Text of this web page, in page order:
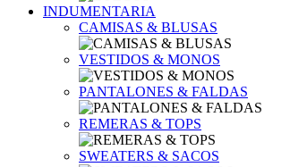
INDUMENTARIA
CAMISAS & BLUSAS
VESTIDOS & MONOS
PANTALONES & FALDAS
REMERAS & TOPS
SWEATERS & SACOS